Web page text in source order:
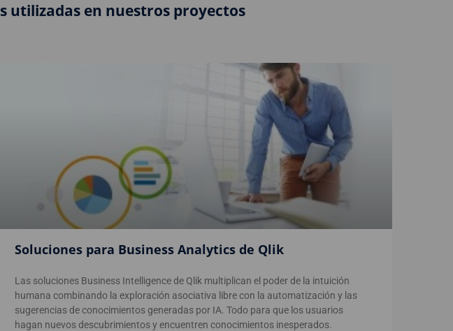
utilizadas en nuestros proyectos
Soluciones para Business Analytics de Qlik
Las soluciones Business Intelligence de Qlik multiplican el poder de la intuición
humana combinando la exploración asociativa libre con la automatización y las
sugerencias de conocimientos generadas por IA. Todo para que los usuarios
hagan nuevos descubrimientos y encuentren conocimientos inesperados.